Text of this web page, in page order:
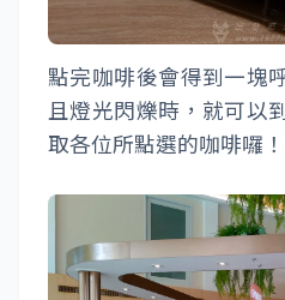
點完咖啡後會得到一塊
且燈光閃爍時，就可以
取各位所點選的咖啡囉！